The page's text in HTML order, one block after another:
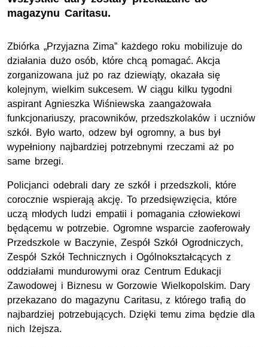
magazynu Caritasu.
Zbiórka „Przyjazna Zima” każdego roku mobilizuje do
działania dużo osób, które chcą pomagać. Akcja
zorganizowana już po raz dziewiąty, okazała się
kolejnym, wielkim sukcesem. W ciągu kilku tygodni
aspirant Agnieszka Wiśniewska zaangażowała
funkcjonariuszy, pracowników, przedszkolaków i uczniów
szkół. Było warto, odzew był ogromny, a bus był
wypełniony najbardziej potrzebnymi rzeczami aż po
same brzegi.
Policjanci odebrali dary ze szkół i przedszkoli, które
corocznie wspierają akcję. To przedsięwzięcia, które
uczą młodych ludzi empatii i pomagania człowiekowi
będącemu w potrzebie. Ogromne wsparcie zaoferowały
Przedszkole w Baczynie, Zespół Szkół Ogrodniczych,
Zespół Szkół Technicznych i Ogólnokształcących z
oddziałami mundurowymi oraz Centrum Edukacji
Zawodowej i Biznesu w Gorzowie Wielkopolskim. Dary
przekazano do magazynu Caritasu, z którego trafią do
najbardziej potrzebujących. Dzięki temu zima będzie dla
nich lżejsza.